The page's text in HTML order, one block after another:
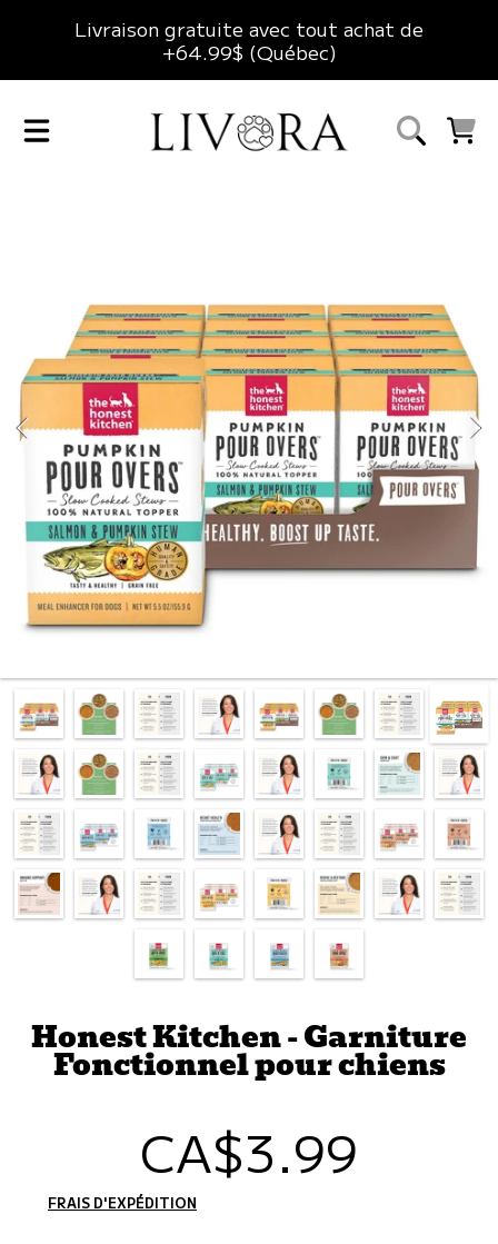
ALLER AU CONTENU
Livraison gratuite avec tout achat de
+64.99$ (Québec)
Honest Kitchen - Garniture
Fonctionnel pour chiens
Prix
CA$3.99
FRAIS D'EXPÉDITION